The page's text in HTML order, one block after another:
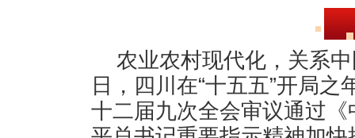
农业农村现代化，关系
日，四川在“十五五”开局
十二届九次全会审议通过